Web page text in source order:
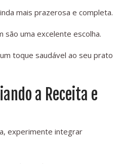
mais prazerosa e completa.
são uma excelente escolha.
toque saudável ao seu prato
a Receita e
experimente integrar